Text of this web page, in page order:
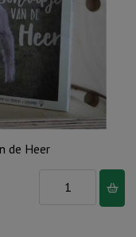
de Heer
Lichtje